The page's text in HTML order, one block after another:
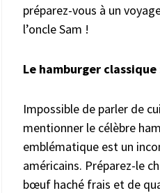
préparez-vous à un
l’oncle Sam !
Le hamburger classique
Impossible de parler de
mentionner le célèbre
emblématique est un
américains. Préparez-le
bœuf haché frais et de